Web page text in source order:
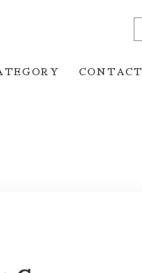
CONTACT